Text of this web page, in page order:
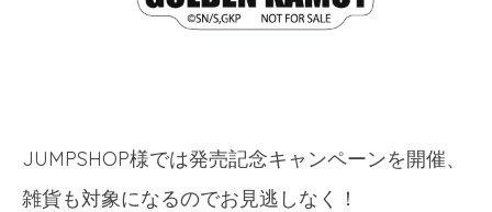
JUMPSHOP様では発売記念キャンペーンを開催、
雑貨も対象になるのでお見逃しなく！